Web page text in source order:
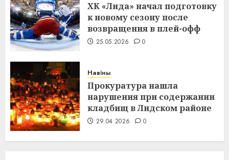
ХК «Лида» начал подготовку
к новому сезону после
возвращения в плей-офф
25.05.2026 0
Навіны
Прокуратура нашла
нарушения при содержании
кладбищ в Лидском районе
29.04.2026 0